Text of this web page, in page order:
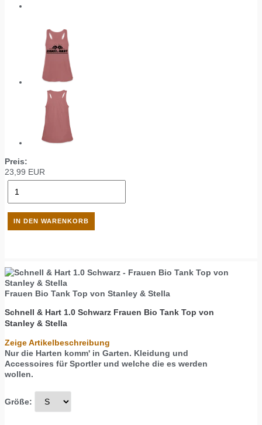
Preis:
23,99 EUR
Frauen Bio Tank Top von Stanley & Stella
Schnell & Hart 1.0 Schwarz Frauen Bio Tank Top von
Stanley & Stella
Zeige Artikelbeschreibung
Nur die Harten komm' in Garten. Kleidung und
Accessoires für Sportler und welche die es werden
wollen.
Größe: